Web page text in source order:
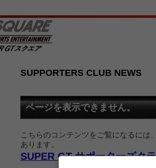
SUPPORTERS CLUB NEWS
ページを表示できません。
こちらのコンテンツをご覧になるには
あります。
SUPER GT サポーターズク